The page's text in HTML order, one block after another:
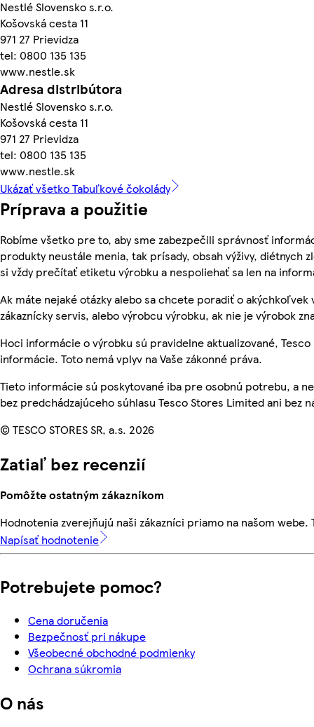
Nestlé Slovensko s.r.o.
Košovská cesta 11
971 27 Prievidza
tel: 0800 135 135
www.nestle.sk
Adresa distribútora
Nestlé Slovensko s.r.o.
Košovská cesta 11
971 27 Prievidza
tel: 0800 135 135
www.nestle.sk
Ukázať všetko Tabuľkové čokolády
Príprava a použitie
Robíme všetko pre to, aby sme zabezpečili správnosť
produkty neustále menia, tak prísady, obsah výživy, diétnych
si vždy prečítať etiketu výrobku a nespoliehať sa len na
Ak máte nejaké otázky alebo sa chcete poradiť o akýchkoľvek
zákaznícky servis, alebo výrobcu výrobku, ak nie je výrobok
Hoci informácie o výrobku sú pravidelne aktualizované,
informácie. Toto nemá vplyv na Vaše zákonné práva.
Tieto informácie sú poskytované iba pre osobnú potrebu, a
bez predchádzajúceho súhlasu Tesco Stores Limited ani bez
© TESCO STORES SR, a.s. 2026
Zatiaľ bez recenzií
Pomôžte ostatným zákazníkom
Hodnotenia zverejňujú naši zákazníci priamo na našom
Napísať hodnotenie
Potrebujete pomoc?
Cena doručenia
Bezpečnosť pri nákupe
Všeobecné obchodné podmienky
Ochrana súkromia
O nás